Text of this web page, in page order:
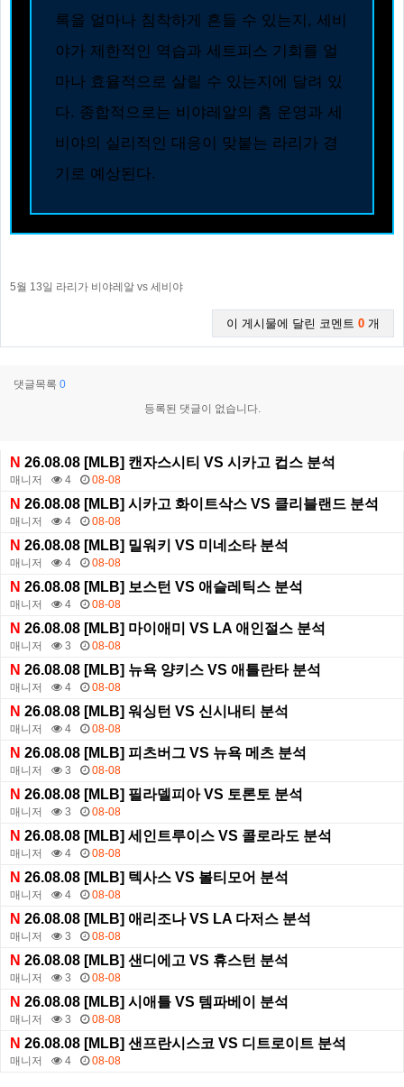
록을 얼마나 침착하게 흔들 수 있는지, 세비
야가 제한적인 역습과 세트피스 기회를 얼
마나 효율적으로 살릴 수 있는지에 달려 있
다. 종합적으로는 비야레알의 홈 운영과 세
비야의 실리적인 대응이 맞붙는 라리가 경
기로 예상된다.
5월 13일 라리가 비야레알 vs 세비야
이 게시물에 달린 코멘트 0 개
댓글목록 0
등록된 댓글이 없습니다.
N 26.08.08 [MLB] 캔자스시티 VS 시카고 컵스 분석
매니저 4 08-08
N 26.08.08 [MLB] 시카고 화이트삭스 VS 클리블랜드 분석
매니저 4 08-08
N 26.08.08 [MLB] 밀워키 VS 미네소타 분석
매니저 4 08-08
N 26.08.08 [MLB] 보스턴 VS 애슬레틱스 분석
매니저 4 08-08
N 26.08.08 [MLB] 마이애미 VS LA 애인절스 분석
매니저 3 08-08
N 26.08.08 [MLB] 뉴욕 양키스 VS 애틀란타 분석
매니저 4 08-08
N 26.08.08 [MLB] 워싱턴 VS 신시내티 분석
매니저 4 08-08
N 26.08.08 [MLB] 피츠버그 VS 뉴욕 메츠 분석
매니저 3 08-08
N 26.08.08 [MLB] 필라델피아 VS 토론토 분석
매니저 3 08-08
N 26.08.08 [MLB] 세인트루이스 VS 콜로라도 분석
매니저 4 08-08
N 26.08.08 [MLB] 텍사스 VS 볼티모어 분석
매니저 4 08-08
N 26.08.08 [MLB] 애리조나 VS LA 다저스 분석
매니저 3 08-08
N 26.08.08 [MLB] 샌디에고 VS 휴스턴 분석
매니저 3 08-08
N 26.08.08 [MLB] 시애틀 VS 템파베이 분석
매니저 3 08-08
N 26.08.08 [MLB] 샌프란시스코 VS 디트로이트 분석
매니저 4 08-08